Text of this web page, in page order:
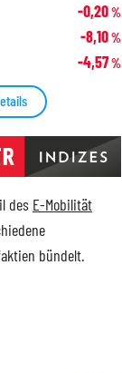
-0,20%
-8,10%
-4,57%
des E-Mobilität
bündelt.